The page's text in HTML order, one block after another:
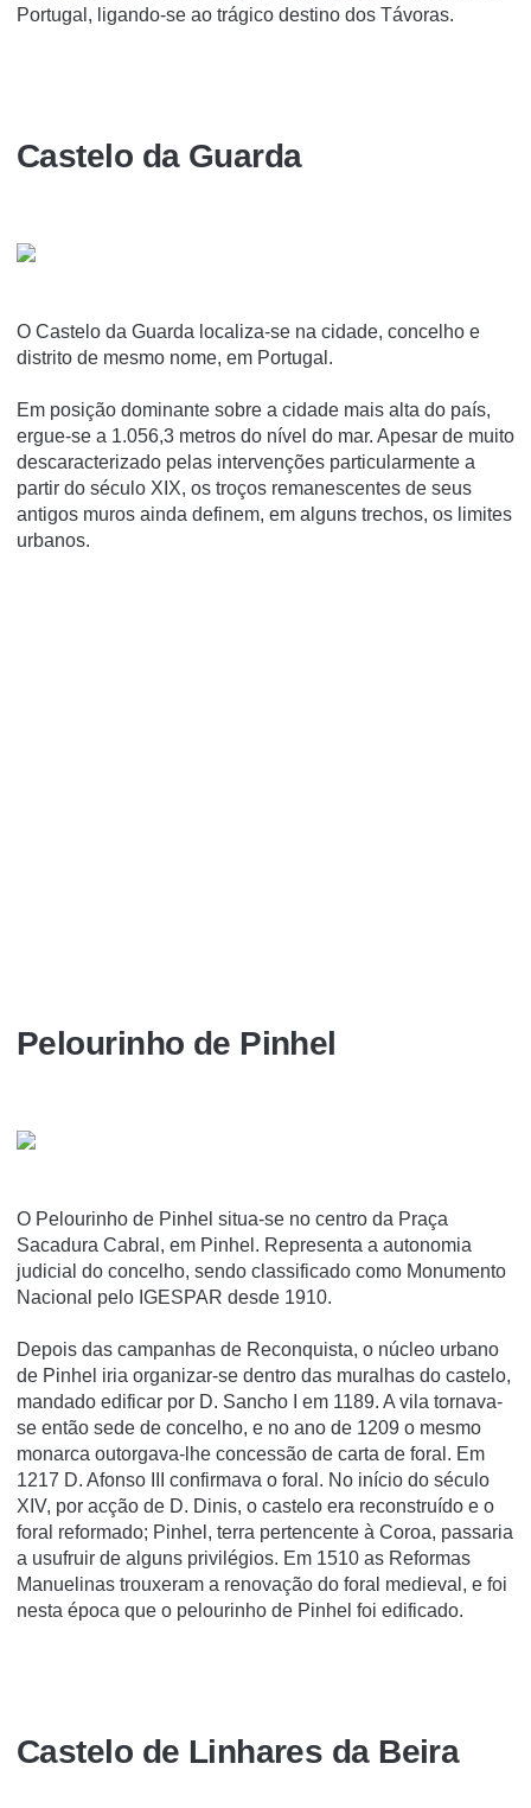
Portugal, ligando-se ao trágico destino dos Távoras.
Castelo da Guarda
O Castelo da Guarda localiza-se na cidade, concelho e
distrito de mesmo nome, em Portugal.
Em posição dominante sobre a cidade mais alta do paí­s,
ergue-se a 1.056,3 metros do ní­vel do mar. Apesar de muito
descaracterizado pelas intervenções particularmente a
partir do século XIX, os troços remanescentes de seus
antigos muros ainda definem, em alguns trechos, os limites
urbanos.
Pelourinho de Pinhel
O Pelourinho de Pinhel situa-se no centro da Praça
Sacadura Cabral, em Pinhel. Representa a autonomia
judicial do concelho, sendo classificado como Monumento
Nacional pelo IGESPAR desde 1910.
Depois das campanhas de Reconquista, o núcleo urbano
de Pinhel iria organizar-se dentro das muralhas do castelo,
mandado edificar por D. Sancho I em 1189. A vila tornava-
se então sede de concelho, e no ano de 1209 o mesmo
monarca outorgava-lhe concessão de carta de foral. Em
1217 D. Afonso III confirmava o foral. No início do século
XIV, por acção de D. Dinis, o castelo era reconstruído e o
foral reformado; Pinhel, terra pertencente à Coroa, passaria
a usufruir de alguns privilégios. Em 1510 as Reformas
Manuelinas trouxeram a renovação do foral medieval, e foi
nesta época que o pelourinho de Pinhel foi edificado.
Castelo de Linhares da Beira